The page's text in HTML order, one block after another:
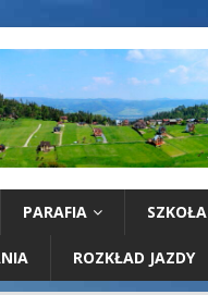
PARAFIA SZKOŁA
ROZKŁAD JAZDY